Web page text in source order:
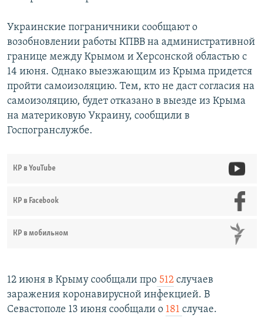
Украинские пограничники сообщают о
возобновлении работы КПВВ на административной
границе между Крымом и Херсонской областью с
14 июня. Однако выезжающим из Крыма придется
пройти самоизоляцию. Тем, кто не даст согласия на
самоизоляцию, будет отказано в выезде из Крыма
на материковую Украину, сообщили в
Госпогранслужбе.
КР в YouTube
КР в Facebook
КР в мобильном
12 июня в Крыму сообщали про 512 случаев
заражения коронавирусной инфекцией. В
Севастополе 13 июня сообщали о 181 случае.